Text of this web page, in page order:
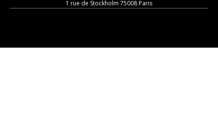
1 rue de Stockholm 75008 Paris